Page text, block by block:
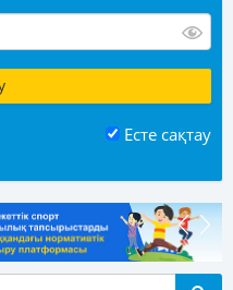
Есте сақтау